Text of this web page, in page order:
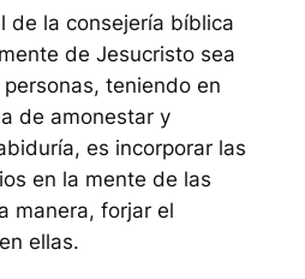
de la consejería bíblica
de Jesucristo sea
teniendo en
de amonestar y
es incorporar las
en la mente de las
manera, forjar el
ellas.